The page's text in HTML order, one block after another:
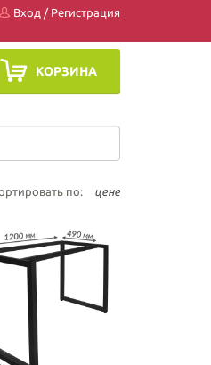
Вход / Регистрация
КОРЗИНА
по: цене